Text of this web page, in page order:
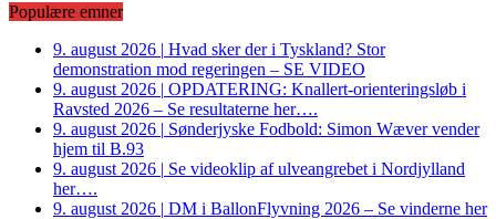
Populære emner
9. august 2026 | Hvad sker der i Tyskland? Stor
demonstration mod regeringen – SE VIDEO
9. august 2026 | OPDATERING: Knallert-orienteringsløb i
Ravsted 2026 – Se resultaterne her….
9. august 2026 | Sønderjyske Fodbold: Simon Wæver vender
hjem til B.93
9. august 2026 | Se videoklip af ulveangrebet i Nordjylland
her….
9. august 2026 | DM i BallonFlyvning 2026 – Se vinderne her